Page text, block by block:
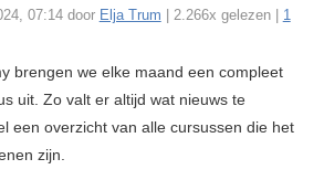
07:14 door Elja Trum | 2.266x gelezen | 1
brengen we elke maand een compleet
uit. Zo valt er altijd wat nieuws te
een overzicht van alle cursussen die het
zijn.